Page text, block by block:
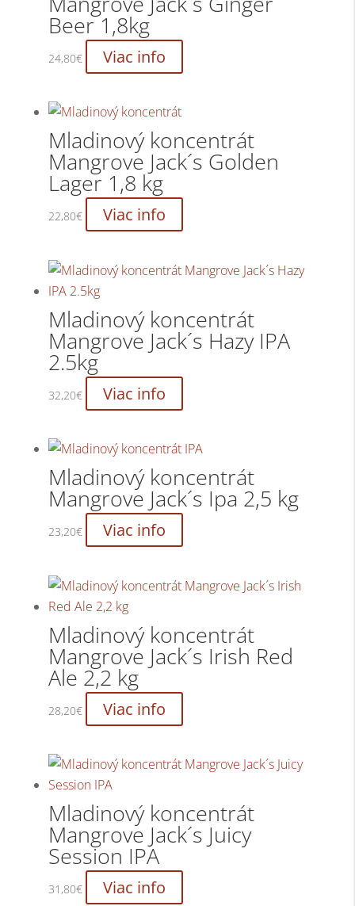
Beer 1,8kg
24,80€ Viac info
Mladinový koncentrát
Mangrove Jack´s Golden
Lager 1,8 kg
22,80€ Viac info
Mladinový koncentrát
Mangrove Jack´s Hazy IPA
2.5kg
32,20€ Viac info
Mladinový koncentrát
Mangrove Jack´s Ipa 2,5 kg
23,20€ Viac info
Mladinový koncentrát
Mangrove Jack´s Irish Red
Ale 2,2 kg
28,20€ Viac info
Mladinový koncentrát
Mangrove Jack´s Juicy
Session IPA
31,80€ Viac info